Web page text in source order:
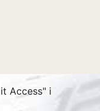
Access" i